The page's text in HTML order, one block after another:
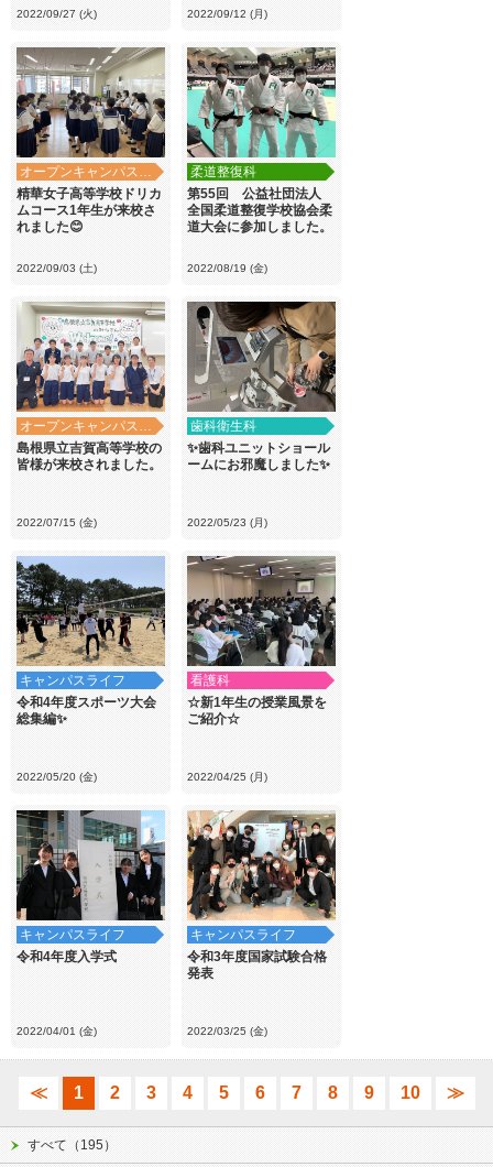
2022/09/27 (火) 2022/09/12 (月)
オープンキャンパス・学校見学
精華女子高等学校ドリカ
ムコース1年生が来校さ
れました😊
2022/09/03 (土)
柔道整復科
第55回 公益社団法人
全国柔道整復学校協会柔
道大会に参加しました。
2022/08/19 (金)
オープンキャンパス・学校見学
島根県立吉賀高等学校の
皆様が来校されました。
2022/07/15 (金)
歯科衛生科
✨歯科ユニットショール
ームにお邪魔しました✨
2022/05/23 (月)
キャンパスライフ
令和4年度スポーツ大会
総集編✨
2022/05/20 (金)
看護科
☆新1年生の授業風景を
ご紹介☆
2022/04/25 (月)
キャンパスライフ
令和4年度入学式
2022/04/01 (金)
キャンパスライフ
令和3年度国家試験合格
発表
2022/03/25 (金)
≪ 1 2 3 4 5 6 7 8 9 10 ≫
すべて（195）